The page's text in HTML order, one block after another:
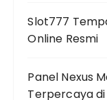
Slot777
Online Resmi
Panel Nexus
Terpercaya di